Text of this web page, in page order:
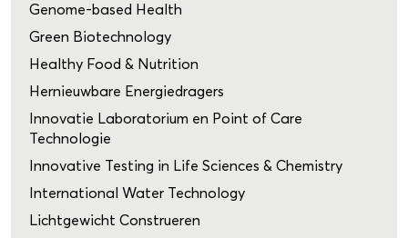
Genome-based Health
Green Biotechnology
Healthy Food & Nutrition
Hernieuwbare Energiedragers
Innovatie Laboratorium en Point of Care
Technologie
Innovative Testing in Life Sciences & Chemistry
International Water Technology
Lichtgewicht Construeren